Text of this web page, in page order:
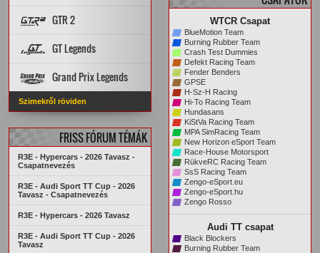
STATISZTIKÁK
GTR 2
STATISZTIKÁKGT Legends
KREDITRENDSZER
PÁLYA REKORDOK
STATISZTIKÁK
ARCHÍVUM
Grand Prix Legends
Főoldal
Szimekről röviden
FRISS FÓRUM TÉMÁK
R3E - Hypercars - 2026 Tavasz -
Csapatnevezés
R3E - Audi Sport TT Cup - 2026
Tavasz - Csapatnevezés
R3E - Hypercars - 2026 Tavasz
R3E - Audi Sport TT Cup - 2026
Tavasz
WTCR Csapat
BlueMotion Team
Burning Rubber Team
Crash Test Dummies
Defekt Racing Team
Fender Benders
GPSE
H-Sz-H Racing
Hi-To Racing Team
Hundasans
KiStVa Racing Team
MPA SimRacing Team
New Horizon eSport Team
Race-House Motorsport
RükveRC Racing Team
SsS Racing Team
Zengo-eSport.eu
Zengo-eSport.hu
Zengo Rosso
Audi TT csapat
Black Blockers
Burning Rubber Team